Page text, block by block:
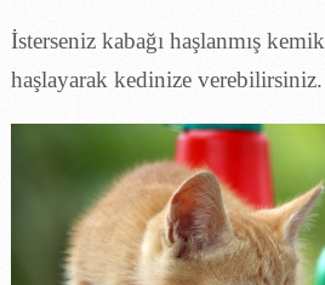
İsterseniz kabağı haşlanmış
haşlayarak kedinize verebilirsiniz.